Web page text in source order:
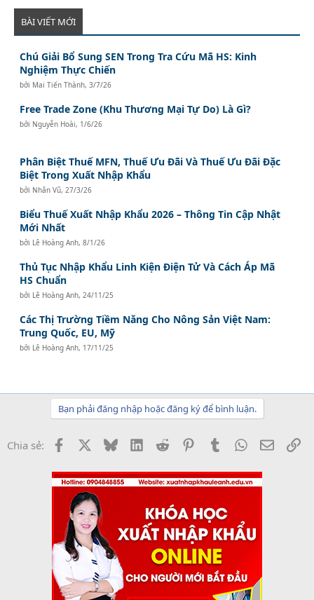
BÀI VIẾT MỚI
Chú Giải Bổ Sung SEN Trong Tra Cứu Mã HS: Kinh
Nghiệm Thực Chiến
bởi Mai Tiến Thành,3/7/26
Free Trade Zone (Khu Thương Mại Tự Do) Là Gì?
bởi Nguyễn Hoài, 1/6/26
Phân Biệt Thuế MFN, Thuế Ưu Đãi Và Thuế Ưu Đãi Đặc
Biệt Trong Xuất Nhập Khẩu
bởi Nhân Vũ, 27/3/26
Biểu Thuế Xuất Nhập Khẩu 2026 – Thông Tin Cập Nhật
Mới Nhất
bởi Lê Hoàng Anh,8/1/26
Thủ Tục Nhập Khẩu Linh Kiện Điện Tử Và Cách Áp Mã
HS Chuẩn
bởi Lê Hoàng Anh, 24/11/25
Các Thị Trường Tiềm Năng Cho Nông Sản Việt Nam:
Trung Quốc, EU, Mỹ
bởi Lê Hoàng Anh, 17/11/25
Bạn phải đăng nhập hoặc đăng ký để bình luận.
Chia sẻ: Facebook BlueskyLinkedInReddit PinterestTumblrWhatsApp
Email